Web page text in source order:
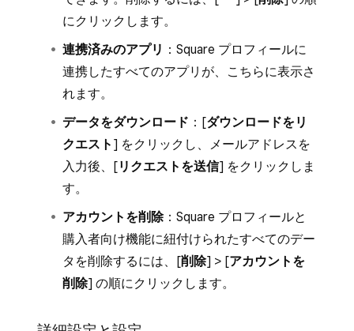
にクリックします。
連携済みのアプリ ：Square プロフィールに
連携したすべてのアプリが、こちらに表示さ
れます。
データをダウンロード ：[ダウンロードをリ
クエスト ] をクリックし、メールアドレスを
入力後、[リクエストを送信] をクリックしま
す。
アカウントを削除：Square プロフィールと
購入者向け機能に紐付けられたすべてのデー
タを削除するには、[削除] > [アカウントを
削除] の順にクリックします。